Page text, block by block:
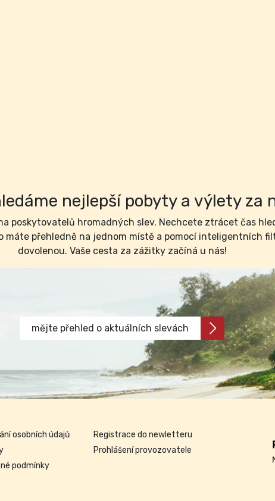
nejlepší pobyty a výlety za
poskytovatelů hromadných slev. Nechcete ztrácet čas
máte přehledně na jednom místě a pomocí inteligentních
dovolenou. Vaše cesta za zážitky začíná u nás!
mějte přehled o aktuálních slevách
osobních údajů
podmínky
Registrace do newletteru
Prohlášení provozovatele